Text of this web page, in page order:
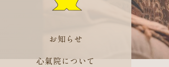
お知らせ
心氣院について